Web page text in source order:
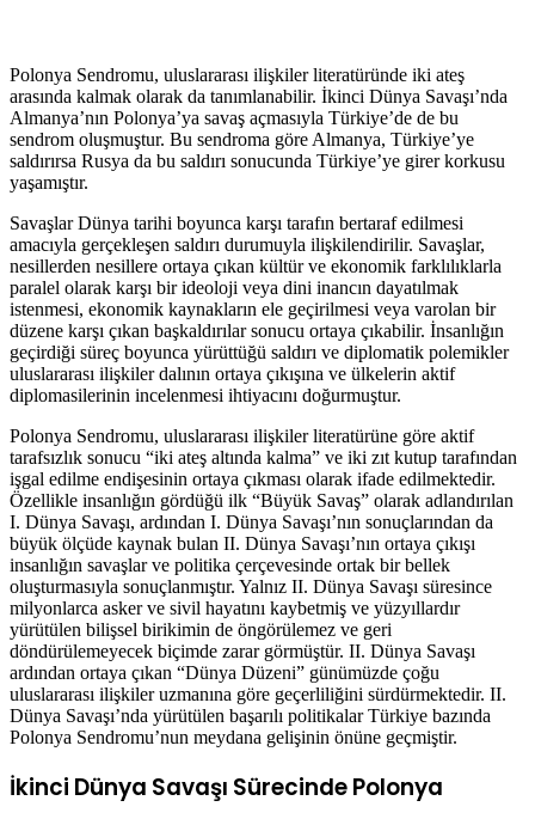
Polonya Sendromu, uluslararası ilişkiler literatüründe iki ateş
arasında kalmak olarak da tanımlanabilir. İkinci Dünya Savaşı’nda
Almanya’nın Polonya’ya savaş açmasıyla Türkiye’de de bu
sendrom oluşmuştur. Bu sendroma göre Almanya, Türkiye’ye
saldırırsa Rusya da bu saldırı sonucunda Türkiye’ye girer korkusu
yaşamıştır.
Savaşlar Dünya tarihi boyunca karşı tarafın bertaraf edilmesi
amacıyla gerçekleşen saldırı durumuyla ilişkilendirilir. Savaşlar,
nesillerden nesillere ortaya çıkan kültür ve ekonomik farklılıklarla
paralel olarak karşı bir ideoloji veya dini inancın dayatılmak
istenmesi, ekonomik kaynakların ele geçirilmesi veya varolan bir
düzene karşı çıkan başkaldırılar sonucu ortaya çıkabilir. İnsanlığın
geçirdiği süreç boyunca yürüttüğü saldırı ve diplomatik polemikler
uluslararası ilişkiler dalının ortaya çıkışına ve ülkelerin aktif
diplomasilerinin incelenmesi ihtiyacını doğurmuştur.
Polonya Sendromu, uluslararası ilişkiler literatürüne göre aktif
tarafsızlık sonucu “iki ateş altında kalma” ve iki zıt kutup tarafından
işgal edilme endişesinin ortaya çıkması olarak ifade edilmektedir.
Özellikle insanlığın gördüğü ilk “Büyük Savaş” olarak adlandırılan
I. Dünya Savaşı, ardından I. Dünya Savaşı’nın sonuçlarından da
büyük ölçüde kaynak bulan II. Dünya Savaşı’nın ortaya çıkışı
insanlığın savaşlar ve politika çerçevesinde ortak bir bellek
oluşturmasıyla sonuçlanmıştır. Yalnız II. Dünya Savaşı süresince
milyonlarca asker ve sivil hayatını kaybetmiş ve yüzyıllardır
yürütülen bilişsel birikimin de öngörülemez ve geri
döndürülemeyecek biçimde zarar görmüştür. II. Dünya Savaşı
ardından ortaya çıkan “Dünya Düzeni” günümüzde çoğu
uluslararası ilişkiler uzmanına göre geçerliliğini sürdürmektedir. II.
Dünya Savaşı’nda yürütülen başarılı politikalar Türkiye bazında
Polonya Sendromu’nun meydana gelişinin önüne geçmiştir.
İkinci Dünya Savaşı Sürecinde Polonya